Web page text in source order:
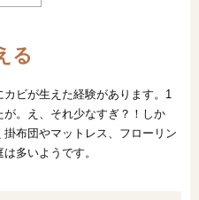
る
ビが生えた経験があります。1
。え、それ少なすぎ？！しか
布団やマットレス、フローリン
多いようです。